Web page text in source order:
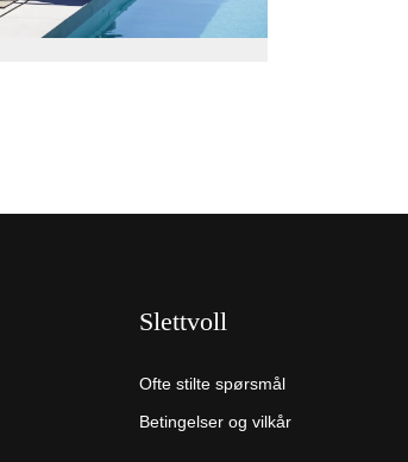
Slettvoll
Ofte stilte spørsmål
Betingelser og vilkår